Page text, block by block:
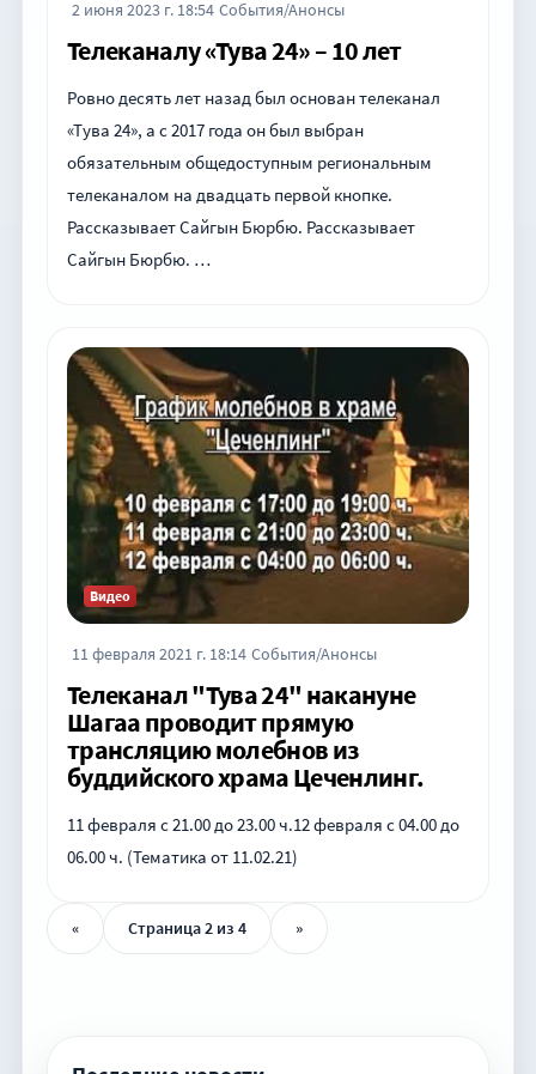
2 июня 2023 г. 18:54 События/Анонсы
Телеканалу «Тува 24» – 10 лет
Ровно десять лет назад был основан телеканал
«Тува 24», а с 2017 года он был выбран
обязательным общедоступным региональным
телеканалом на двадцать первой кнопке.
Рассказывает Сайгын Бюрбю. Рассказывает
Сайгын Бюрбю. …
Видео
11 февраля 2021 г. 18:14 События/Анонсы
Телеканал "Тува 24" накануне
Шагаа проводит прямую
трансляцию молебнов из
буддийского храма Цеченлинг.
11 февраля с 21.00 до 23.00 ч.12 февраля с 04.00 до
06.00 ч. (Тематика от 11.02.21)
« Страница 2 из 4 »